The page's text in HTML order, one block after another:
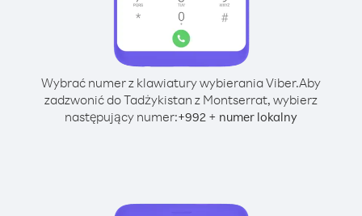
Wybrać numer z klawiatury wybierania Viber.Aby
zadzwonić do Tadżykistan z Montserrat, wybierz
następujący numer:+992 + numer lokalny